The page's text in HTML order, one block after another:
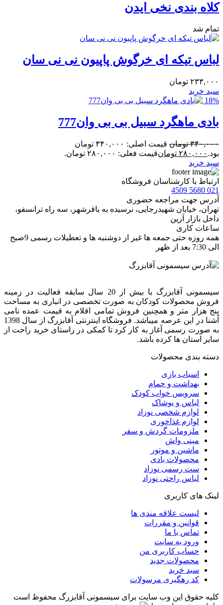
کلاه بندی نخی ایدن
تمام شد
لباس تیکه ای خرگوش پاپیون نی نی سان
۲۳۳,۰۰۰ تومان
سبد خرید
18%
بادی ماهگرد سبیل بی بی وان777
۳۴۰,۰۰۰ تومان
قیمت اصلی: ۳۴۰,۰۰۰ تومان
بود. ۲۸۰,۰۰۰ تومانقیمت فعلی: ۲۸۰,۰۰۰ تومان.
سبد خرید
ارتباط با کارشناسان فروشگاه
021 5680 4509
آدرس جهت مراجعه حضوری
تهران، خيابان شهيدرجايى، نرسیده به باقرشهر، سه راه ترانسفو،
داخل بازار آرین
ساعات کاری
همه روزه حتی جمعه ها غیر از دوشنبه ها و تعطیلات رسمی 9صبح
الی 7:30 بعد از ظهر
سیسمونی آقابزرگ با بیش از 20 سال سابقه فعالیت در زمینه
فروش محصولات کودکان به صورت تخصصی در انباری به مساحت
پنج هزار متر و همچنین فروش تمامی اقلام به قیمت عمده نامی
آشنا در این عرصه میباشد. فروشگاه اینترنتی آقابزرگ از سال 1398
به صورت رسمی آغاز به کار کرد تا کمکی در راستای خرید راحت از
سایر استان ها کرده باشد.
دسته بندی محصولات
اسباب بازی
بهداشت و حمام
سرویس خواب کودک
لباس و پوشاک
لوازم شخصی نوزاد
لوازم غذاخوری
ملزومات گردش و سفر
مینی واش
ماشین و موتور
محصولات بادی
ست رسمی نوزاد
لباس راحتی نوزاد
لینک های کاربری
لیست علاقه مندی ها
قوانین و مقررات
تماس با ما
ورود به سایت
حساب کاربری من
محصولات جدید
سبد خرید
کد رهگیری مرسولات
کلیه حقوق این وب سایت برای سیسمونی آقابزرگ محفوظ است